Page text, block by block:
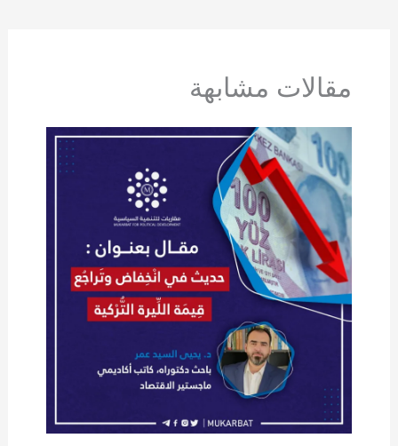
مقالات مشابهة